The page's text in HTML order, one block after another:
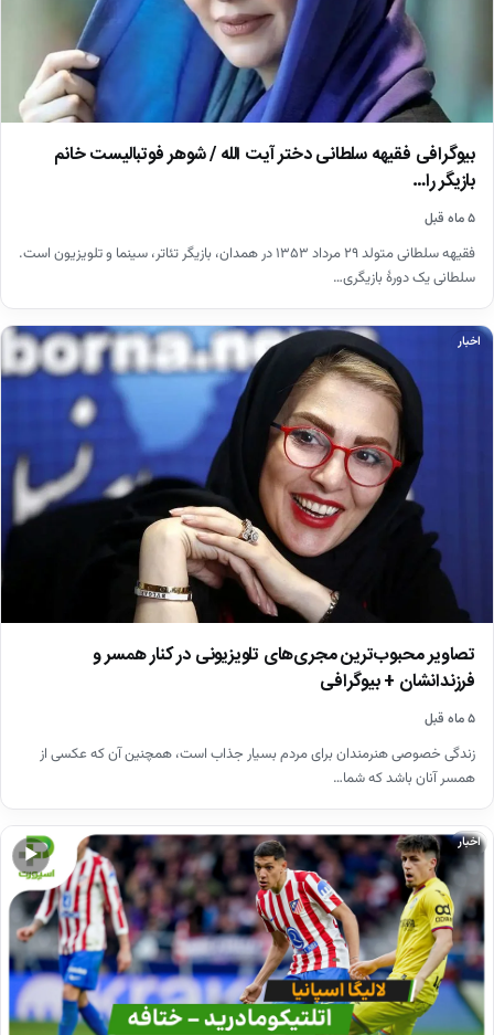
بیوگرافی فقیهه سلطانی دختر آیت الله / شوهر فوتبالیست خانم
بازیگر را…
۵ ماه قبل
فقیهه سلطانی متولد ۲۹ مرداد ۱۳۵۳ در همدان، بازیگر تئاتر، سینما و تلویزیون است.
سلطانی یک دورهٔ بازیگری…
اخبار
تصاویر محبوب‌ترین مجری‌های تلویزیونی در کنار همسر و
فرزندانشان + بیوگرافی
۵ ماه قبل
زندگی خصوصی هنرمندان برای مردم بسیار جذاب است، همچنین آن که عکسی از
همسر آنان باشد که شما…
▶
اخبار